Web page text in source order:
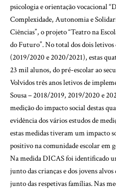
psicologia e orientação vocacional
Complexidade, Autonomia e
Ciências”, o projeto “Teatro na
do Futuro”. No total dos dois letivos
(2019/2020 e 2020/2021), estas
23 mil alunos, do pré-escolar ao
Volvidos três anos letivos de
Sousa – 2018/2019, 2019/2020 e
medição do impacto social destas
evidência dos vários estudos de
estas medidas tiveram um impacto
positivo na comunidade escolar em
Na medida DICAS foi identificado
junto das crianças e dos jovens
junto das respetivas famílias. Nas